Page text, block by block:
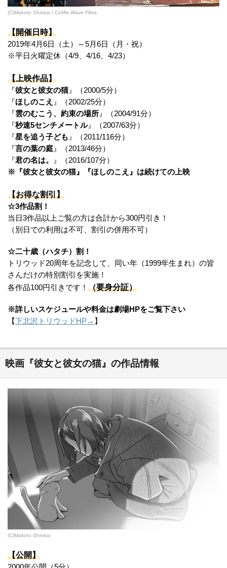
(C)Makoto Shinkai / CoMix Wave Films
【開催日時】
2019年4月6日（土）～5月6日（月・祝）
※平日火曜定休（4/9、4/16、4/23）
【上映作品】
『彼女と彼女の猫』（2000/5分）
『ほしのこえ 』（2002/25分）
『雲のむこう、約束の場所 』（2004/91分）
『秒速5センチメートル』（2007/63分）
『星を追う子ども 』（2011/116分）
『言の葉の庭 』（2013/46分）
『君の名は。
』（2016/107分）
※『彼女と彼女の猫』『ほしのこえ』は続けての上映
【お得な割引】
☆3作品割！
当日3作品以上ご覧の方は合計から300円引き！
（別日での利用は不可、割引の併用不可）
☆二十歳（ハタチ）割！
トリウッド20周年を記念して、同い年（1999年生まれ）の皆
さんだけの特別割引を実施！
各作品100円引きです！ （要身分証）
※詳しいスケジュールや料金は劇場HPをご覧下さい
【下北沢トリウッドHP→ 】
映画『彼女と彼女の猫』の作品情報
(C)Makoto Shinkai
【公開】